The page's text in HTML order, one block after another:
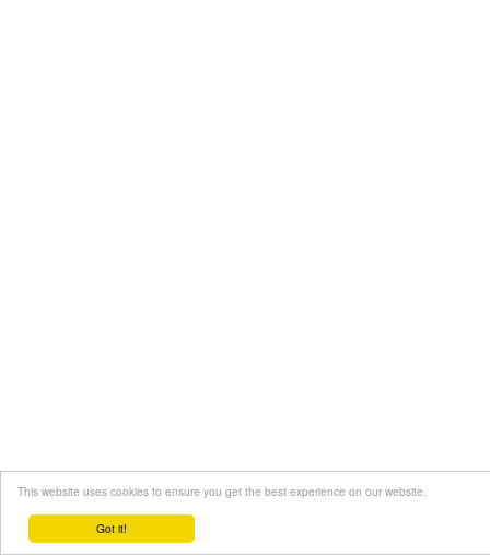
Got it!
This website uses cookies to ensure you get the best experience on our website.